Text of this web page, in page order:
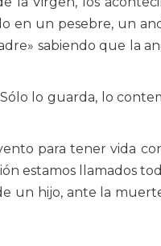
en un pesebre, un
sabiendo que la
lo guarda, lo
para tener vida
estamos llamados
un hijo, ante la